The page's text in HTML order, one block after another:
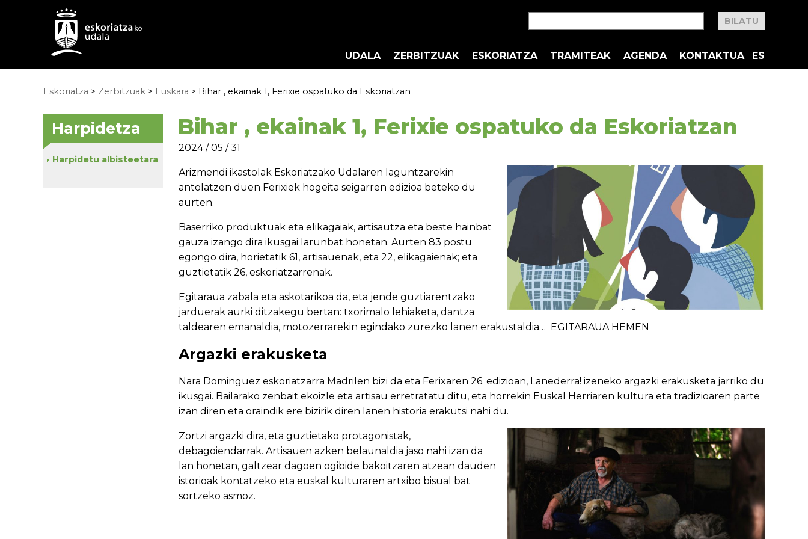
UDALA ZERBITZUAK ESKORIATZA TRAMITEAK AGENDA KONTAKTUA ES
Eskoriatza > Zerbitzuak > Euskara > Bihar , ekainak 1, Ferixie ospatuko da Eskoriatzan
Bihar , ekainak 1, Ferixie ospatuko da Eskoriatzan
2024 / 05 / 31
Arizmendi ikastolak Eskoriatzako Udalaren laguntzarekin
antolatzen duen Ferixiek hogeita seigarren edizioa beteko du
aurten.
Baserriko produktuak eta elikagaiak, artisautza eta beste hainbat
gauza izango dira ikusgai larunbat honetan. Aurten 83 postu
egongo dira, horietatik 61, artisauenak, eta 22, elikagaienak; eta
guztietatik 26, eskoriatzarrenak.
Egitaraua zabala eta askotarikoa da, eta jende guztiarentzako
jarduerak aurki ditzakegu bertan: txorimalo lehiaketa, dantza
taldearen emanaldia, motozerrarekin egindako zurezko lanen erakustaldia… EGITARAUA HEMEN
Argazki erakusketa
Nara Dominguez eskoriatzarra Madrilen bizi da eta Ferixaren 26. edizioan, Lanederra! izeneko argazki erakusketa jarriko du
ikusgai. Bailarako zenbait ekoizle eta artisau erretratatu ditu, eta horrekin Euskal Herriaren kultura eta tradizioaren parte
izan diren eta oraindik ere bizirik diren lanen historia erakutsi nahi du.
Zortzi argazki dira, eta guztietako protagonistak,
debagoiendarrak. Artisauen azken belaunaldia jaso nahi izan da
lan honetan, galtzear dagoen ogibide bakoitzaren atzean dauden
istorioak kontatzeko eta euskal kulturaren artxibo bisual bat
sortzeko asmoz.
Harpidetza
Harpidetu albisteetara